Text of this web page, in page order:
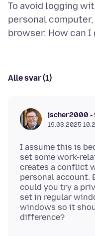
To avoid logging
personal
Alle svar (1)
jscher2000 -
19.03.2025
I assume this is
set some work-
creates a conflict
personal account.
could you try a
set in regular
windows so it